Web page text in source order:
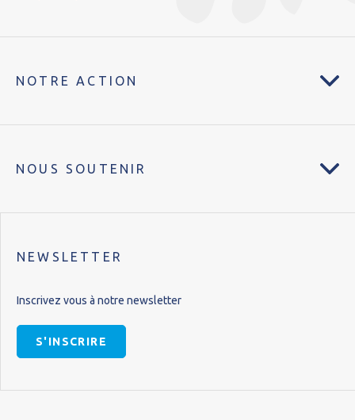
NOTRE ACTION
NOUS SOUTENIR
NEWSLETTER
Inscrivez vous à notre newsletter
S'INSCRIRE